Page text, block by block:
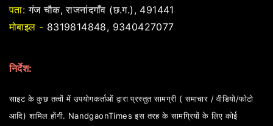
पता: गंज चौक, राजनांदगाँव (छ.ग.), 491441
मोबाइल - 8319814848, 9340427077
निर्देश:
साइट के कुछ तत्वों में उपयोगकर्ताओं द्वारा प्रस्तुत सामग्री ( समाचार / वीडियो/फोटो
आदि) शामिल होंगी. NandgaonTimes इस तरह के सामग्रियों के लिए कोई